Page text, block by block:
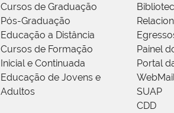
Cursos de Graduação
Pós-Graduação
Educação a Distância
Cursos de Formação
Inicial e Continuada
Educação de Jovens e
Adultos
Painel
Portal
SUAP
CDD